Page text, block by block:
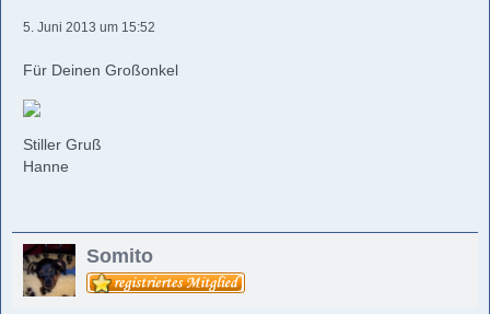
5. Juni 2013 um 15:52
Für Deinen Großonkel
Stiller Gruß
Hanne
Somito